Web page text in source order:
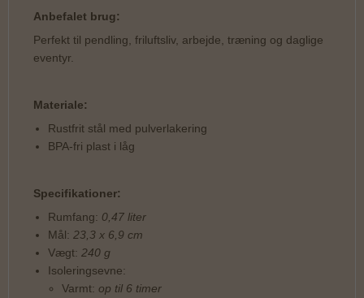
Anbefalet brug:
Perfekt til pendling, friluftsliv, arbejde, træning og daglige
eventyr.
Materiale:
Rustfrit stål med pulverlakering
BPA-fri plast i låg
Specifikationer:
Rumfang: 0,47 liter
Mål: 23,3 x 6,9 cm
Vægt: 240 g
Isoleringsevne:
Varmt: op til 6 timer